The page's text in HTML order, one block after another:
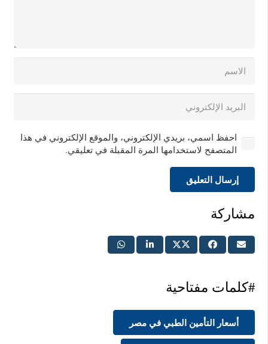
احفظ اسمي، بريدي الإلكتروني، والموقع الإلكتروني في هذا
المتصفح لاستخدامها المرة المقبلة في تعليقي.
إرسال التعليق
مشاركة
#كلمات مفتاحية
أسعار التأمين الطبي في مصر